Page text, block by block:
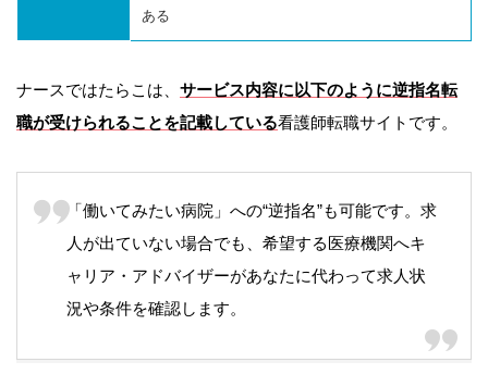
ある
ナースではたらこは、 サービス内容に以下のように逆指名転
職が受けられることを記載している看護師転職サイトです。
「働いてみたい病院」への“逆指名”も可能です。求
人が出ていない場合でも、希望する医療機関へキ
ャリア・アドバイザーがあなたに代わって求人状
況や条件を確認します。